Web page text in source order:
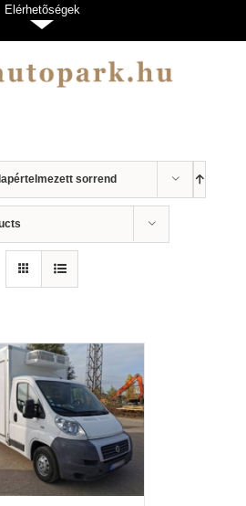
sorrend
Elérhetõségek